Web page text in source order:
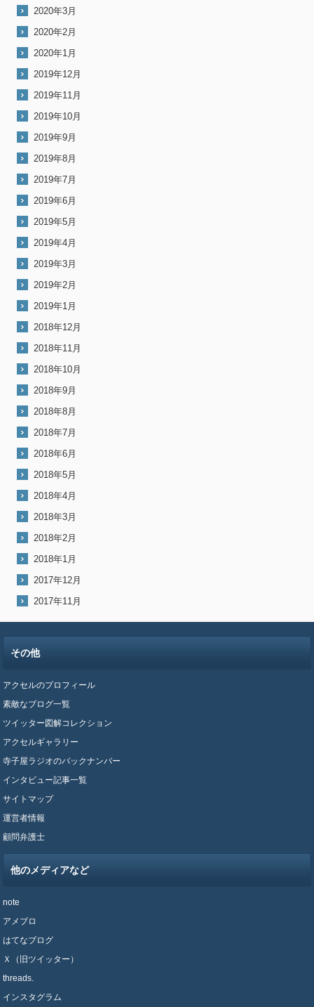
2020年3月
2020年2月
2020年1月
2019年12月
2019年11月
2019年10月
2019年9月
2019年8月
2019年7月
2019年6月
2019年5月
2019年4月
2019年3月
2019年2月
2019年1月
2018年12月
2018年11月
2018年10月
2018年9月
2018年8月
2018年7月
2018年6月
2018年5月
2018年4月
2018年3月
2018年2月
2018年1月
2017年12月
2017年11月
その他
アクセルのプロフィール
素敵なブログ一覧
ツイッター図解コレクション
アクセルギャラリー
寺子屋ラジオのバックナンバー
インタビュー記事一覧
サイトマップ
運営者情報
顧問弁護士
他のメディアなど
note
アメブロ
はてなブログ
Ｘ（旧ツイッター）
threads.
インスタグラム